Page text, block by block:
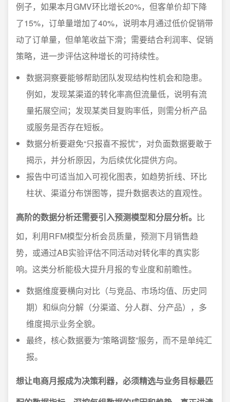
例子，如果本月GMV环比增长20%，但客单价却下降
了15%，订单量增加了40%，说明本月通过低价促销带
动了订单量，但单笔收益下滑；需要结合利润率、促销
策略，进一步评估这种增长的可持续性。
数据洞察要能够帮助团队发现结构性机会和隐患。
例如，发现某渠道的转化率高但流量低，说明有流
量拓展空间；发现某类目复购率低，则需分析产品
或服务是否存在短板。
数据分析要避免“只报喜不报忧”，对负面数据要敢于
揭示，并分析原因，为后续优化提供方向。
报告中可适当加入可视化图表，如趋势折线、环比
柱状、渠道分布饼图等，提升数据表达的直观性。
高阶的数据分析还需要引入预测模型和分层分析。 比
如，利用RFM模型分析会员质量，预测下月销售趋
势，或通过AB实验评估不同活动对转化率的真实影
响。这类分析能极大提升月报的专业度和前瞻性。
数据维度要横向对比（与竞品、市场均值、历史同
期）和纵向分解（分渠道、分人群、分产品），多
维度揭示业务全貌。
最终，核心数据要为“策略调整”服务，而不是单纯汇
报。
想让电商月报成为决策利器，必须精选与业务目标最匹